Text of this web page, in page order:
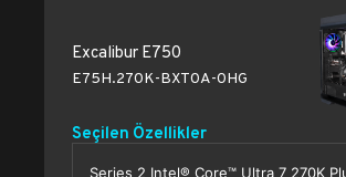
Excalibur E750
E75H.270K-BXT0A-0HG
Seçilen Özellikler
Series 2 Intel® Core™ Ultra 7 270K